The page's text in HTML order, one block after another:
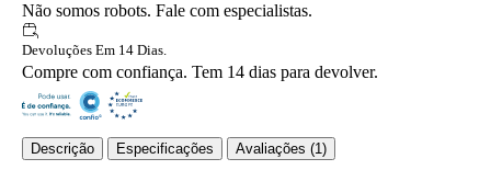
Não somos robots. Fale com especialistas.
Devoluções Em 14 Dias.
Compre com confiança. Tem 14 dias para devolver.
Descrição Especificações Avaliações (1)